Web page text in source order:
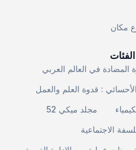
مكان
المضادة في العالم العربي
: قدوة العلم والعمل
مجلد ميكي 52
الاجتماعية